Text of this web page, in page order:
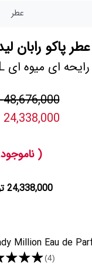
عطر
عطر پاکو رابان
رایحه ای میوه ای edp 100mL
48,676,000 تومن
24,338,000 تومن
(
24,338,000 تومان
Million Eau de
(4)